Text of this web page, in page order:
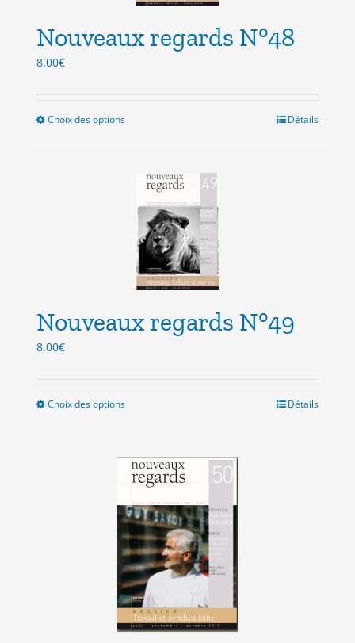
sur
page
Nouveaux regards N°48
8.00€
Choix des optionsCe
plusieurs
variations.
Les
options
peuvent
être
choisies
sur
page
Détails
Nouveaux regards N°49
8.00€
Choix des optionsCe
plusieurs
variations.
options
peuvent
être
choisies
sur
la
page
du
Détails